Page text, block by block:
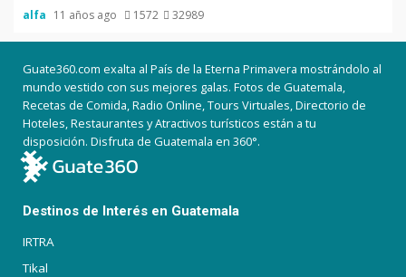
alfa 11 años ago 1572 32989
Guate360.com exalta al País de la Eterna Primavera mostrándolo al
mundo vestido con sus mejores galas. Fotos de Guatemala,
Recetas de Comida, Radio Online, Tours Virtuales, Directorio de
Hoteles, Restaurantes y Atractivos turísticos están a tu
disposición. Disfruta de Guatemala en 360°.
Destinos de Interés en Guatemala
IRTRA
Tikal